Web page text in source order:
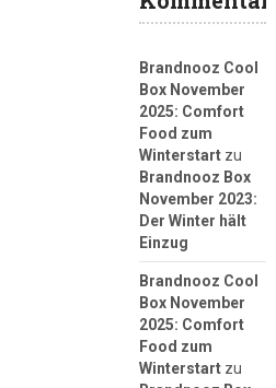
Brandnooz Cool
Box November
2025: Comfort
Food zum
Winterstartzu
Brandnooz Box
November 2023:
Der Winter hält
Einzug
Brandnooz Cool
Box November
2025: Comfort
Food zum
Winterstartzu